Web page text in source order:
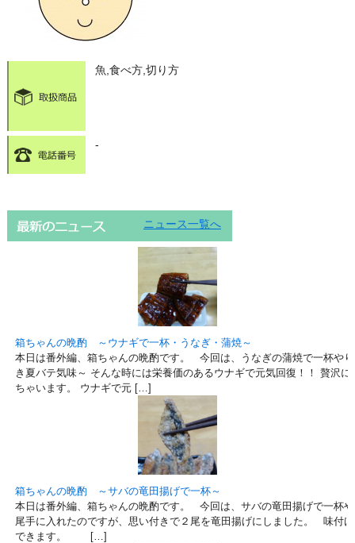
魚,食べ方,切り方
-
ニュース一覧へ
箱ちゃんの晩酌 ～ウナギで一杯・うなぎ・蒲焼～
本日は番外編、箱ちゃんの晩酌です。 今回は、うなぎの蒲焼で一杯や
き夏バテ気味～ そんな時には栄養価のあるウナギで元気回復！！ 贅沢
ちゃいます。 ウナギで元 […]
箱ちゃんの晩酌 ～サバの竜田揚げで一杯～
本日は番外編、箱ちゃんの晩酌です。 今回は、サバの竜田揚げで一杯
尾手に入れたのですが、思い付きで２尾を竜田揚げにしました。 味付
できます。 […]